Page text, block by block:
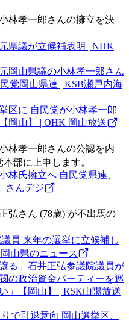
林孝一郎さんの擁立を決
県議が立候補表明 | NHK
岡山県議の小林孝一郎さん
党岡山県連 | KSB瀬戸内海
区に 自民党が小林孝一郎
岡山】 | OHK 岡山放送
林孝一郎さんの公認を内
部に上申します。
林氏擁立へ 自民党県連、
さんデジ
弘さん (78歳) が不出馬の
員 来年の選挙に立候補し
山県のニュース
る」石井正弘参議院議員が
の政治資金パーティーを巡
」【岡山】 | RSK山陽放送
で引退意向 岡山選挙区、